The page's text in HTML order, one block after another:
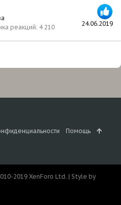
24.06.2019
реакций 4 210
Помощь
2019 XenForo Ltd. | Style by